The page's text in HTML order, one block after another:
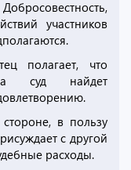
участников
полагает, что
суд найдет
в пользу
с другой
расходы.